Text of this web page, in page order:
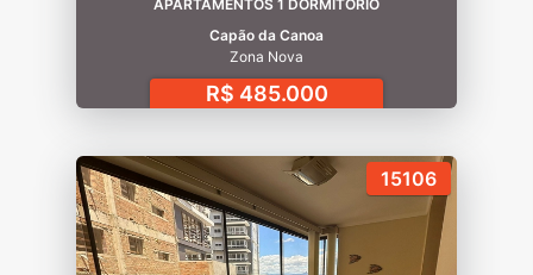
APARTAMENTOS 1 DORMITÓRIO
Capão da Canoa
Zona Nova
R$ 485.000
15106